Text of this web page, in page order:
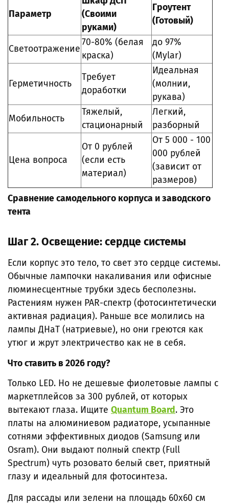
Сравнение самодельного корпуса и заводского
тента
Параметр
(Своими
руками)
Гроутент
(Готовый)
Светоотражение
70-80% (белая
краска)
до 97%
(Mylar)
Герметичность
Требует
доработки
Идеальная
(молнии,
рукава)
Мобильность
Тяжелый,
стационарный
Легкий,
разборный
Цена вопроса
От 0 рублей
(если есть
материал)
От 5 000 - 100
000 рублей
(зависит от
размеров)
Шаг 2. Освещение: сердце системы
Если корпус это тело, то свет это сердце системы.
Обычные лампочки накаливания или офисные
люминесцентные трубки здесь бесполезны.
Растениям нужен PAR-спектр (фотосинтетически
активная радиация). Раньше все молились на
лампы ДНаТ (натриевые), но они греются как
утюг и жрут электричество как не в себя.
Что ставить в 2026 году?
Только LED. Но не дешевые фиолетовые лампы с
маркетплейсов за 300 рублей, от которых
вытекают глаза. Ищите Quantum Board. Это
платы на алюминиевом радиаторе, усыпанные
сотнями эффективных диодов (Samsung или
Osram). Они выдают полный спектр (Full
Spectrum) чуть розовато белый свет, приятный
глазу и идеальный для фотосинтеза.
Для рассады или зелени на площадь 60х60 см